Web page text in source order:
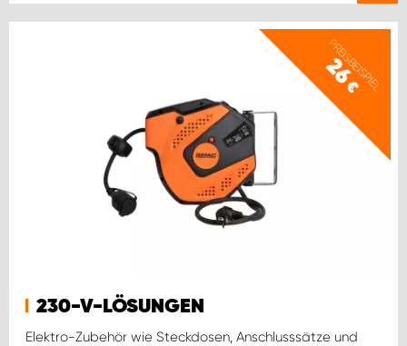
PREISBEISPIEL
26
€
230-V-LÖSUNGEN
Elektro-Zubehör wie Steckdosen, Anschlusssätze und